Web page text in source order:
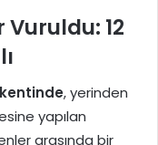
Vuruldu: 12
, yerinden
yapılan
arasında bir